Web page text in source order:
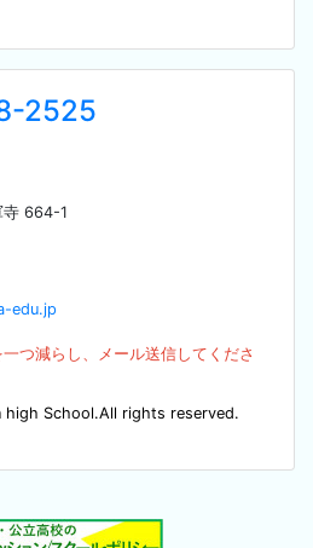
2525
寺 664-1
edu.jp
一つ減らし、メール送信してくださ
School.All rights reserved.